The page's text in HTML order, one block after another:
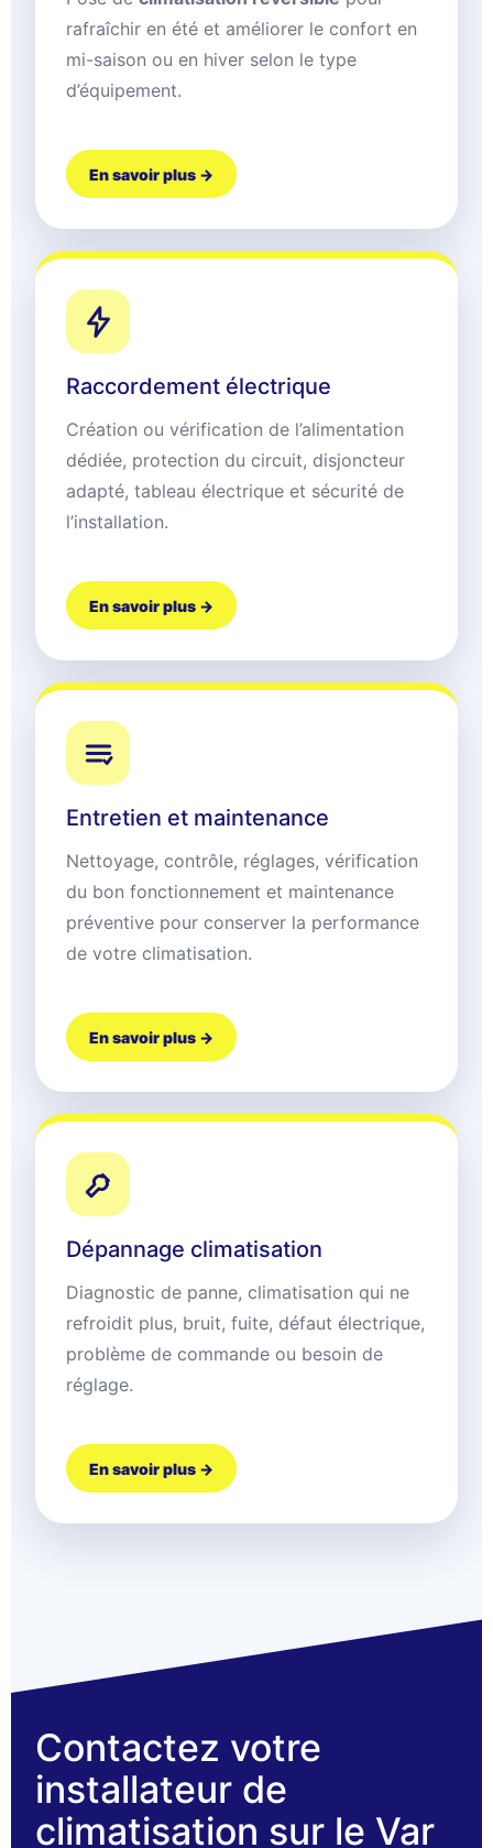
rafraîchir en été et améliorer le confort en
mi-saison ou en hiver selon le type
d’équipement.
En savoir plus →
Raccordement électrique
Création ou vérification de l’alimentation
dédiée, protection du circuit, disjoncteur
adapté, tableau électrique et sécurité de
l’installation.
En savoir plus →
Entretien et maintenance
Nettoyage, contrôle, réglages, vérification
du bon fonctionnement et maintenance
préventive pour conserver la performance
de votre climatisation.
En savoir plus →
Dépannage climatisation
Diagnostic de panne, climatisation qui ne
refroidit plus, bruit, fuite, défaut électrique,
problème de commande ou besoin de
réglage.
En savoir plus →
Contactez votre
installateur de
climatisation sur le Var